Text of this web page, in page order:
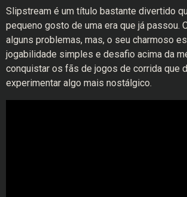
Slipstream é um título bastante divertido
pequeno gosto de uma era que já passou.
alguns problemas, mas, o seu charmoso
jogabilidade simples e desafio acima da
conquistar os fãs de jogos de corrida que
experimentar algo mais nostálgico.